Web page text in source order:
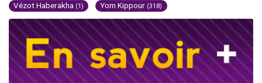
Vézot Haberakha (1) Yom Kippour (318)